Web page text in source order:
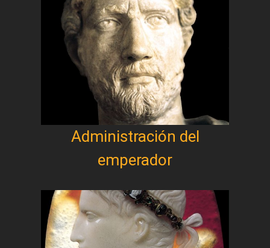
Administración del
emperador